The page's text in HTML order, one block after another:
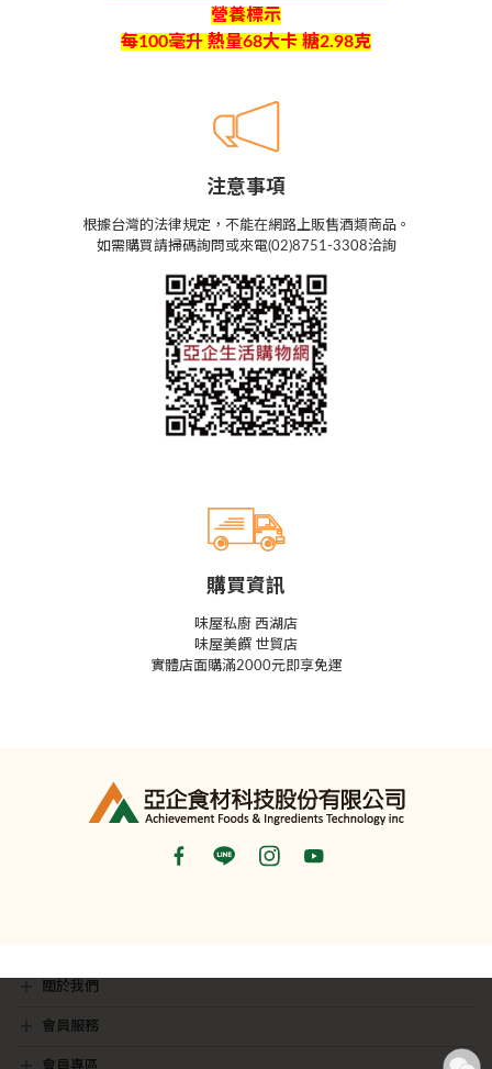
營養標示
每100毫升 熱量68大卡 糖2.98克
注意事項
根據台灣的法律規定，不能在網路上販售酒類商品。
如需購買請掃碼詢問或來電(02)8751-3308洽詢
購買資訊
味屋私廚 西湖店
味屋美饌 世貿店
實體店面購滿2000元即享免運
關於我們
會員服務